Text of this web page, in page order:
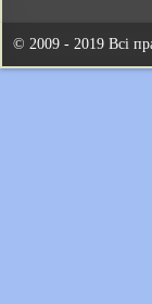
© 2009 - 2019 Всі